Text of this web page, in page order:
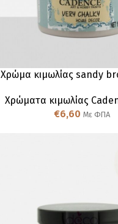
Χρώμα κιμωλίας sandy
Χρώματα κιμωλίας
€6,60 Με ΦΠΑ